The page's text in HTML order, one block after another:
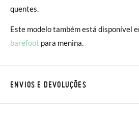
quentes.
Este modelo também está disponível
barefoot para menina.
ENVIOS E DEVOLUÇÕES